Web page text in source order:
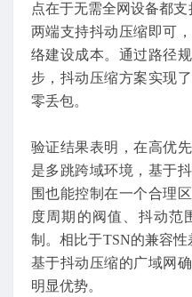
点在于无需全网设备都
两端支持抖动压缩即可
络建设成本。通过路径
步，抖动压缩方案实现
零丢包。
验证结果表明，在高优
是多跳跨域环境，基于
围也能控制在一个合理
度周期的阀值、抖动范
制。相比于TSN的兼容性
基于抖动压缩的广域网
明显优势。